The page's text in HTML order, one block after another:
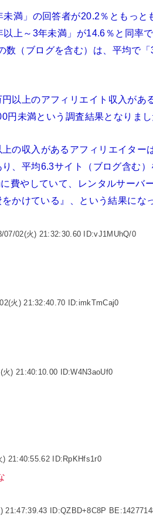
満」の回答者が20.2％ともっと
上～3年未満」が14.6％と同率で
数（ブログを含む）は、平均で
以上のアフィリエイト収入があ
未満という調査結果となりまし
の収入があるアフィリエイターは
、平均6.3サイト（ブログ含む）
費やしていて、レンタルサーバ
かけている』、という結果にな
07/02(火) 21:32:30.60 ID:vJ1MUhQ/0
火) 21:32:40.70 ID:imkTmCaj0
火) 21:40:10.00 ID:W4N3aoUf0
) 21:40:55.62 ID:RpKHfs1r0
21:47:39.43 ID:QZBD+8C8P